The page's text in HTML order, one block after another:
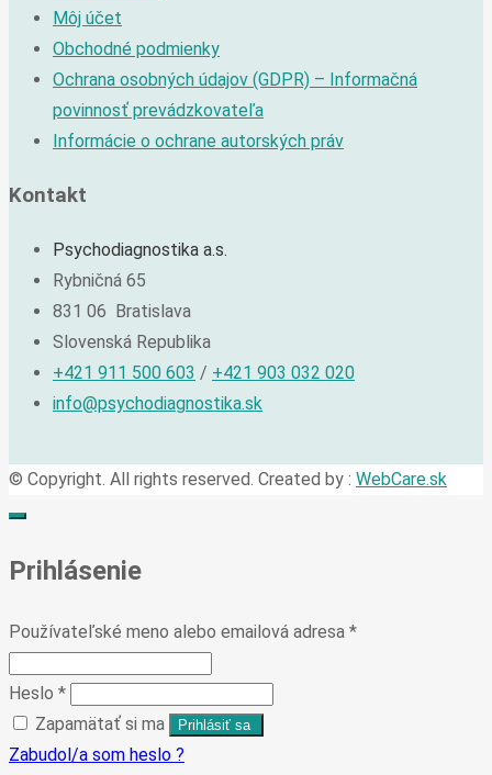
Môj účet
Obchodné podmienky
Ochrana osobných údajov (GDPR) – Informačná
povinnosť prevádzkovateľa
Informácie o ochrane autorských práv
Kontakt
Psychodiagnostika a.s.
Rybničná 65
831 06 Bratislava
Slovenská Republika
+421 911 500 603 / +421 903 032 020
info@psychodiagnostika.sk
© Copyright. All rights reserved. Created by : WebCare.sk
Prihlásenie
Používateľské meno alebo emailová adresa *
Heslo *
Zapamätať si ma
Zabudol/a som heslo ?